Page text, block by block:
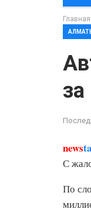
Главная
news
С
По